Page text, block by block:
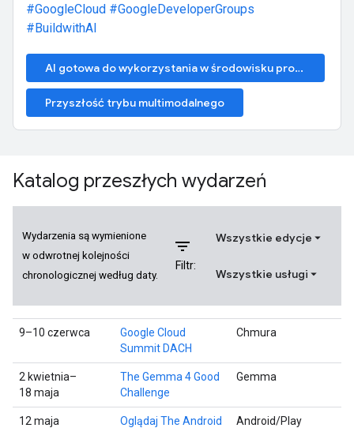
#GoogleCloud #GoogleDeveloperGroups
#BuildwithAI
AI gotowa do wykorzystania w środowisku produkcyjnym
Przyszłość trybu multimodalnego
Katalog przeszłych wydarzeń
Wydarzenia są wymienione
w odwrotnej kolejności
chronologicznej według daty.
filter_list
Filtr:
Wszystkie edycje
Wszystkie usługi
9–10 czerwca
Google Cloud
Summit DACH
Chmura
2 kwietnia–
18 maja
The Gemma 4 Good
Challenge
Gemma
12 maja
Oglądaj The Android
Android/Play